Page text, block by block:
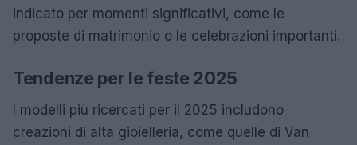
indicato per momenti significativi, come le
proposte di matrimonio o le celebrazioni importanti.
Tendenze per le feste 2025
I modelli più ricercati per il 2025 includono
creazioni di alta gioielleria, come quelle di Van